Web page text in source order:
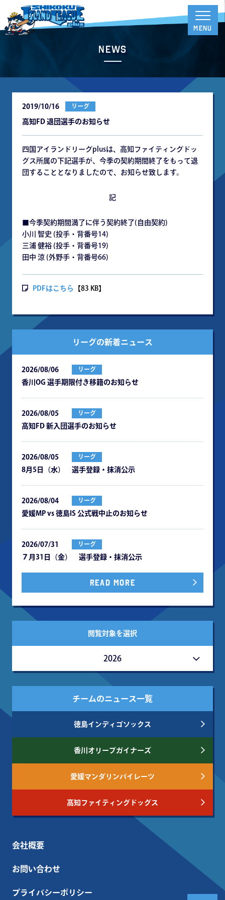
News
2019/10/16 リーグ
高知FD 退団選手のお知らせ
四国アイランドリーグplusは、高知ファイティングドッ
グス所属の下記選手が、今季の契約期間終了をもって退
団することとなりましたので、お知らせ致します。
記
■今季契約期間満了に伴う契約終了(自由契約)
小川 智史 (投手・背番号14)
三浦 健裕 (投手・背番号19)
田中 涼 (外野手・背番号66)
PDFはこちら 【83 KB】
リーグの新着ニュース
2026/08/06 リーグ
⾹川OG 選⼿期限付き移籍のお知らせ
2026/08/05 リーグ
⾼知FD 新⼊団選⼿のお知らせ
2026/08/05 リーグ
8月5日（水） 選手登録・抹消公示
2026/08/04 リーグ
愛媛MP vs 徳島IS 公式戦中⽌のお知らせ
2026/07/31 リーグ
７月31日（金） 選手登録・抹消公示
READ MORE
閲覧対象を選択
2026
チームのニュース一覧
徳島インディゴソックス
香川オリーブガイナーズ
愛媛マンダリンパイレーツ
高知ファイティングドッグス
会社概要
お問い合わせ
プライバシーポリシー